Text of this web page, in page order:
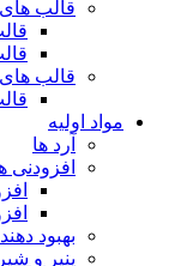
قالب
قالب
مواد اولیه
آرد ها
افزودنی
بهبود
پنیر و شیر